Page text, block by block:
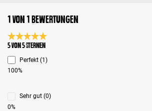
1 von 1 Bewertungen
Durchschnittliche Bewertung 5 von 5 Sternen
5 von 5 Sternen
Perfekt (1)
100%
Sehr gut (0)
0%